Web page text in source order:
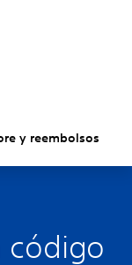
y reembolsos
código